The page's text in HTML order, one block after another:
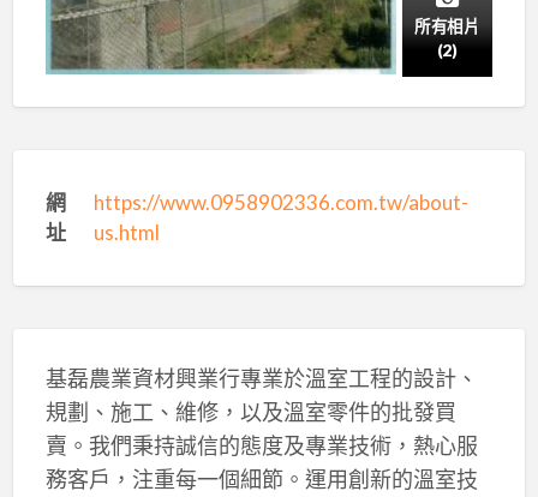
所有相片
(2)
網
址
https://www.0958902336.com.tw/about-
us.html
基磊農業資材興業行專業於溫室工程的設計、
規劃、施工、維修，以及溫室零件的批發買
賣。我們秉持誠信的態度及專業技術，熱心服
務客戶，注重每一個細節。運用創新的溫室技